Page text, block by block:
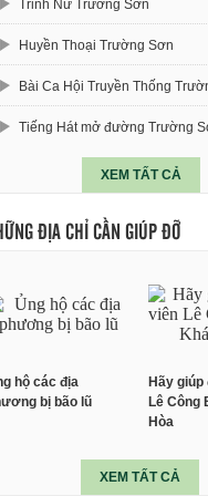
Trinh Nữ Trường Sơn
Huyền Thoại Trường Sơn
Bài Ca Hội Truyền Thống
Tiếng Hát mở đường Trường
XEM TẤT CẢ
ĐỊA CHỈ CẦN GIÚP ĐỠ
hộ các địa
bị bão lũ
Hãy giúp
Lê Công
Hòa
XEM TẤT CẢ